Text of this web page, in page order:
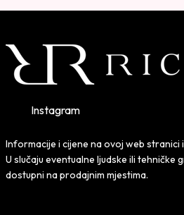
Instagram
Informacije i cijene na ovoj web
U slučaju eventualne ljudske ili tehničke
dostupni na prodajnim mjestima.